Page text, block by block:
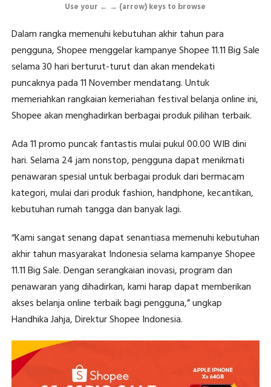
Use your ← → (arrow) keys to browse
Dalam rangka memenuhi kebutuhan akhir tahun para
pengguna, Shopee menggelar kampanye Shopee 11.11 Big Sale
selama 30 hari berturut-turut dan akan mendekati
puncaknya pada 11 November mendatang. Untuk
memeriahkan rangkaian kemeriahan festival belanja online ini,
Shopee akan menghadirkan berbagai produk pilihan terbaik.
Ada 11 promo puncak fantastis mulai pukul 00.00 WIB dini
hari. Selama 24 jam nonstop, pengguna dapat menikmati
penawaran spesial untuk berbagai produk dari bermacam
kategori, mulai dari produk fashion, handphone, kecantikan,
kebutuhan rumah tangga dan banyak lagi.
“Kami sangat senang dapat senantiasa memenuhi kebutuhan
akhir tahun masyarakat Indonesia selama kampanye Shopee
11.11 Big Sale. Dengan serangkaian inovasi, program dan
penawaran yang dihadirkan, kami harap dapat memberikan
akses belanja online terbaik bagi pengguna,” ungkap
Handhika Jahja, Direktur Shopee Indonesia.